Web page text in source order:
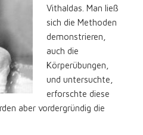
Vithaldas. Man ließ
sich die Methoden
demonstrieren,
auch die
Körperübungen,
und untersuchte,
erforschte diese
aber vordergründig die